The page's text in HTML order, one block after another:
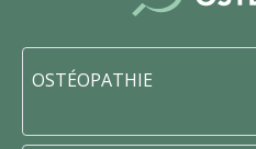
OSTÉOPATHIE